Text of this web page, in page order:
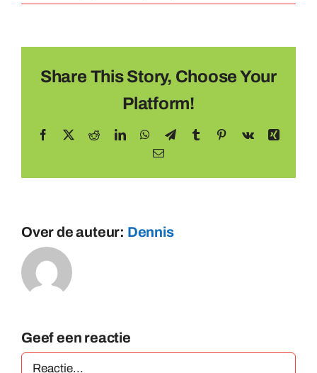
Share This Story, Choose Your
Platform!
Facebook RedditLinkedInWhatsApp
TelegramTumblr Pinterest
Vk
Xing
E-
Over de auteur: Dennis
Geef een reactie
Reactie